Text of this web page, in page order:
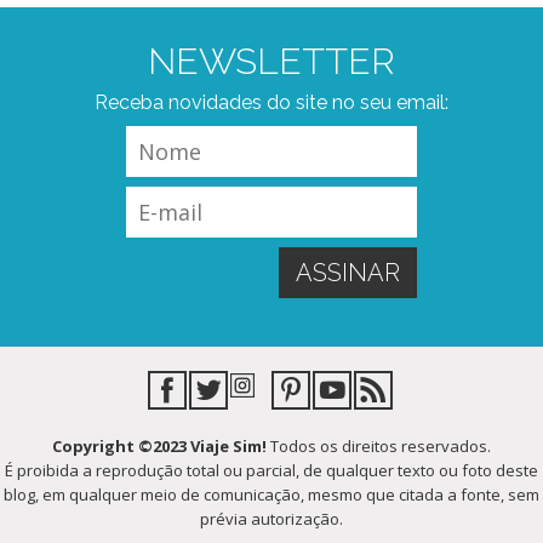
NEWSLETTER
Receba novidades do site no seu email:
Copyright ©2023 Viaje Sim! Todos os direitos reservados.
É proibida a reprodução total ou parcial, de qualquer texto ou foto deste
blog, em qualquer meio de comunicação, mesmo que citada a fonte, sem
prévia autorização.